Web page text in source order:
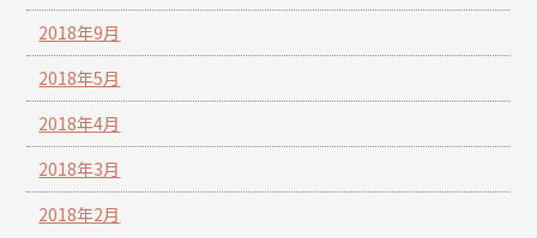
2018年9月
2018年5月
2018年4月
2018年3月
2018年2月